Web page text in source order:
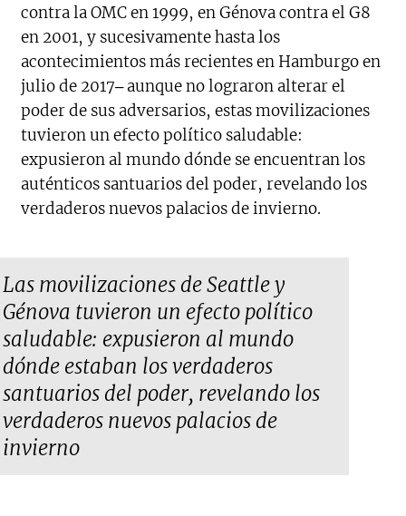
contra la OMC en 1999, en Génova contra el G8
en 2001, y sucesivamente hasta los
acontecimientos más recientes en Hamburgo en
julio de 2017‒ aunque no lograron alterar el
poder de sus adversarios, estas movilizaciones
tuvieron un efecto político saludable:
expusieron al mundo dónde se encuentran los
auténticos santuarios del poder, revelando los
verdaderos nuevos palacios de invierno.
Las movilizaciones de Seattle y
Génova tuvieron un efecto político
saludable: expusieron al mundo
dónde estaban los verdaderos
santuarios del poder, revelando los
verdaderos nuevos palacios de
invierno